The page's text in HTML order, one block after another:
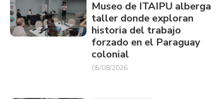
Museo de ITAIPU alberga
taller donde exploran
historia del trabajo
forzado en el Paraguay
colonial
05/08/2026